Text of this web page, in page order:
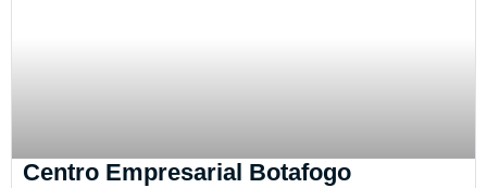
Centro Empresarial Botafogo